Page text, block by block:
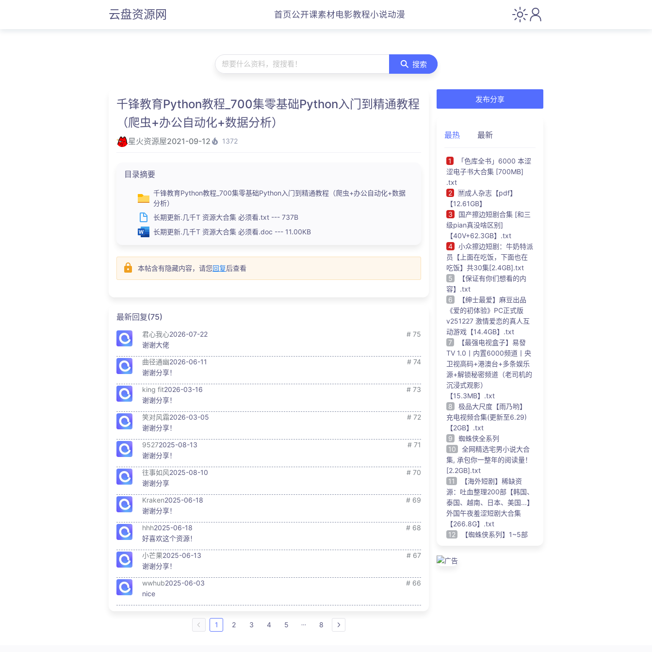
云盘资源网 首页公开课素材电影教程小说动漫
想要什么资料，搜搜看！ 搜索
千锋教育Python教程_700集零基础Python入门到精通教程
（爬虫+办公自动化+数据分析）
星火资源屋2021-09-12 1372
目录摘要
千锋教育Python教程_700集零基础Python入门到精通教程（爬虫+办公自动化+数据
分析）
长期更新.几千T 资源大合集 必须看.txt --- 737B
长期更新.几千T 资源大合集 必须看.doc --- 11.00KB
本帖含有隐藏内容，请您回复后查看
最新回复(75)
君心我心2026-07-22
# 75
谢谢大佬
曲径通幽2026-06-11
# 74
谢谢分享！
king fit2026-03-16
# 73
谢谢分享！
笑对风霜2026-03-05
# 72
谢谢分享！
95272025-08-13
# 71
谢谢分享！
往事如风2025-08-10
# 70
谢谢分享
Kraken2025-06-18
# 69
谢谢分享！
hhh2025-06-18
# 68
好喜欢这个资源！
小芒果2025-06-13
# 67
谢谢分享！
wwhub2025-06-03
# 66
nice
1 2 3 4 5 8
发布分享
最热 最新
1
「色库全书」6000 本涩
涩电子书大合集 [700MB]
.txt
2
🈲成人杂志【pdf】
【12.61GB】
3
国产擦边短剧合集 [和三
级pian真没啥区别]
【40V+62.3GB】.txt
4
小众擦边短剧：牛奶特派
员【上面在吃饭，下面也在
吃饭】共30集[2.4GB].txt
5
【保证有你们想看的内
容】.txt
6
【绅士最爱】麻豆出品
《爱的初体验》PC正式版
v251227 激情爱恋的真人互
动游戏【14.4GB】.txt
7
【最强电视盒子】易發
TV 1.0丨内置6000频道丨央
卫视高码+港澳台+多条娱乐
源+解锁秘密频道（老司机的
沉浸式观影）
【15.3MB】.txt
8
极品大尺度【雨乃哟】
充电视频合集(更新至6.29)
【2GB】.txt
9
蜘蛛侠全系列
10
全网精选宅男小说大合
集, 承包你一整年的阅读量！
[2.2GB].txt
11
【海外短剧】稀缺资
源：吐血整理200部【韩国、
泰国、越南、日本、美国...】
外国午夜羞涩短剧大合集
【266.8G】.txt
12
【蜘蛛侠系列】1~5部